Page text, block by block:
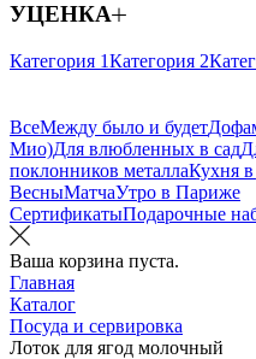
УЦЕНКА
Категория 1Категория 2
ВсеМежду было и будет
Мио)Для влюбленных в сад
поклонников металлаКухня в
ВесныМатчаУтро в Париже
СертификатыПодарочные
Ваша корзина пуста.
Главная
Каталог
Посуда и сервировка
Лоток для ягод молочный